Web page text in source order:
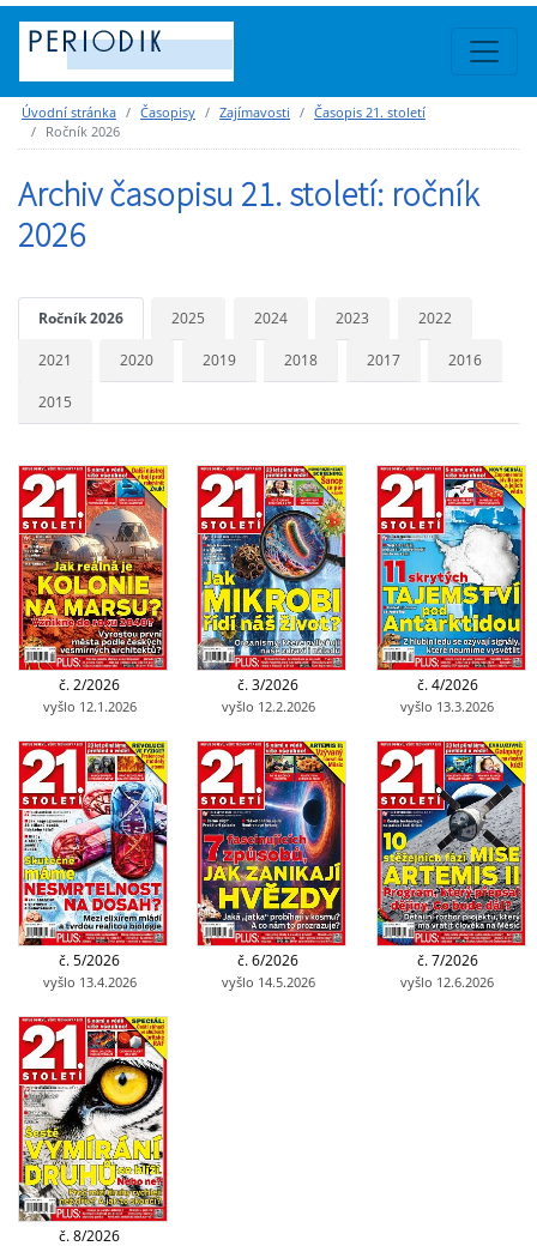
Úvodní stránka Časopisy Zajímavosti
Časopis 21. století
Ročník 2026
Archiv časopisu 21. století: ročník
2026
Ročník 2026 2025 2024 2023 2022
2021 2020 2019 2018 2017 2016
2015
č. 2/2026
vyšlo 12.1.2026
č. 3/2026
vyšlo 12.2.2026
č. 4/2026
vyšlo 13.3.2026
č. 5/2026
vyšlo 13.4.2026
č. 6/2026
vyšlo 14.5.2026
č. 7/2026
vyšlo 12.6.2026
č. 8/2026